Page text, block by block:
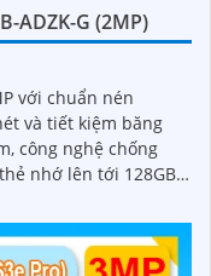
ADZK-G (2MP)
với chuẩn nén
và tiết kiệm băng
nhớ lên tới 128GB,